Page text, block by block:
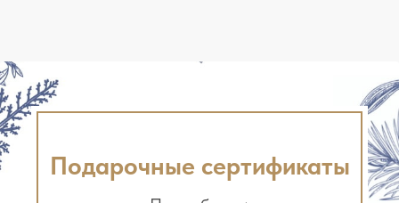
Подарочные сертификаты